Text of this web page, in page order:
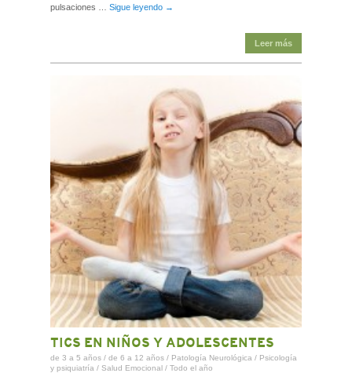
pulsaciones … Sigue leyendo →
Leer más
TICS EN NIÑOS Y ADOLESCENTES
de 3 a 5 años / de 6 a 12 años / Patología Neurológica / Psicología
y psiquiatría / Salud Emocional / Todo el año